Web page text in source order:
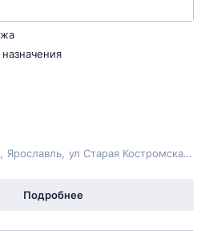
Ярославль ул Старая Костромская , 6
Подробнее